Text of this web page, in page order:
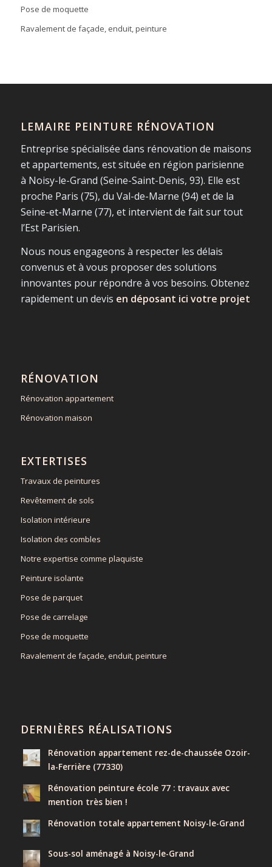
Pose de moquette
Ravalement de façade, enduit, peinture
LEMAIRE PEINTURE RÉNOVATION
Entreprise spécialisée dans rénovation de maisons
et appartements, est située en région parisienne
à Noisy-le-Grand (Seine-Saint-Denis, 93). Elle est
proche Paris (75), du Val-de-Marne (94) et de la
Seine-et-Marne (77), et intervient de fait sur tout
l’Est Parisien.
Nous nous engageons à respecter les délais
convenus et à vous proposer des solutions
innovantes pour répondre à vos besoins. Obtenez
rapidement un devis en déposant ici votre projet
RÉNOVATION
Rénovation appartement
Rénovation maison
EXTERTISES
Travaux de peintures
Revêtement de sols
Isolation intérieure
Isolation des combles
Notre expertise comme plaquiste
Peinture isolante
Pose de parquet
Pose de carrelage
Pose de moquette
Ravalement de façade, enduit, peinture
DERNIÈRES RÉALISATIONS
Rénovation appartement rez-de-chaussée Ozoir-
la-Ferrière (77330)
Rénovation peinture école 77 : travaux avec
mention très bien !
Rénovation totale appartement Noisy-le-Grand
Sous-sol aménagé à Noisy-le-Grand